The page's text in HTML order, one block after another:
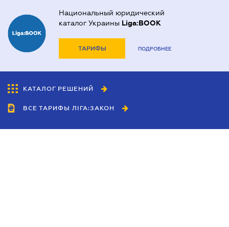
Национальный юридический
каталог Украины Liga:BOOK
ТАРИФЫ ПОДРОБНЕЕ
КАТАЛОГ РЕШЕНИЙ
ВСЕ ТАРИФЫ ЛІГА:ЗАКОН